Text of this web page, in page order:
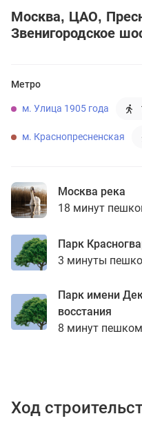
Москва ЦАО
Звенигородское
Метро
м. Улица 1905 года
м. Краснопресненская
Москва река
18 минут
Парк
3 минуты
Парк имени
восстания
8 минут пешком
Ход